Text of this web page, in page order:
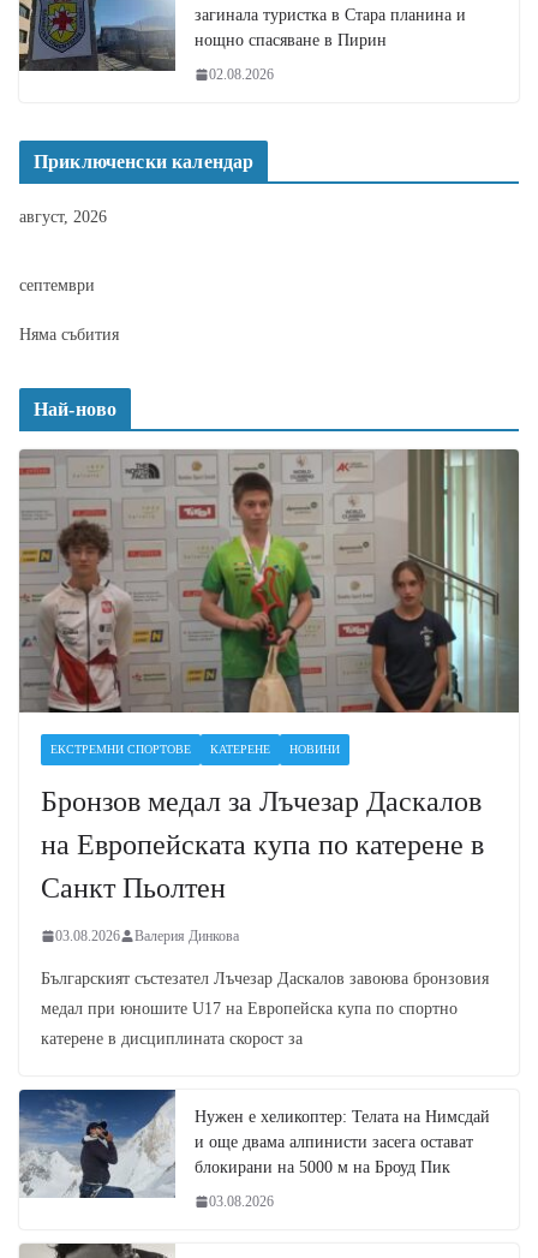
загинала туристка в Стара планина и
нощно спасяване в Пирин
02.08.2026
Приключенски календар
август, 2026
септември
Няма събития
Най-ново
ЕКСТРЕМНИ СПОРТОВЕ КАТЕРЕНЕ НОВИНИ
Бронзов медал за Лъчезар Даскалов
на Европейската купа по катерене в
Санкт Пьолтен
03.08.2026 Валерия Динкова
Българският състезател Лъчезар Даскалов завоюва бронзовия
медал при юношите U17 на Европейска купа по спортно
катерене в дисциплината скорост за
Нужен е хеликоптер: Телата на Нимсдай
и още двама алпинисти засега остават
блокирани на 5000 м на Броуд Пик
03.08.2026